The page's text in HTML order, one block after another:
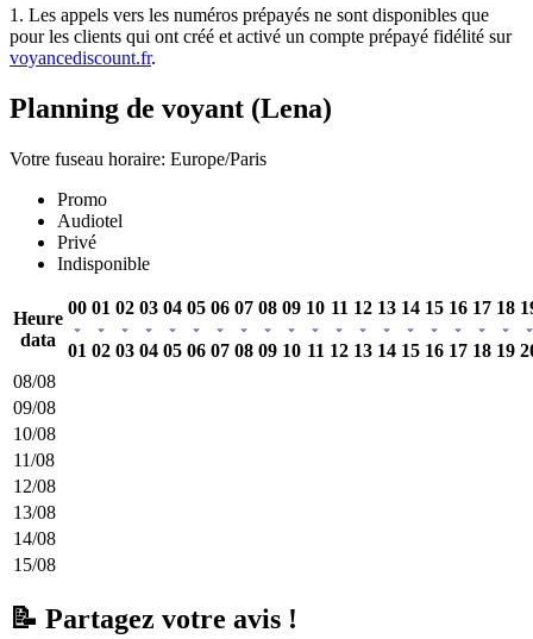
1. Les appels vers les numéros prépayés ne sont disponibles que
pour les clients qui ont créé et activé un compte prépayé fidélité sur
voyancediscount.fr.
Planning de voyant (Lena)
Votre fuseau horaire: Europe/Paris
Promo
Audiotel
Privé
Indisponible
Heure
data
00
01
01
02
02
03
03
04
04
05
05
06
06
07
07
08
08
09
09
10
10
11
11
12
12
13
13
14
14
15
15
16
16
17
17
18
18
19
08/08
09/08
10/08
11/08
12/08
13/08
14/08
15/08
📝 Partagez votre avis !